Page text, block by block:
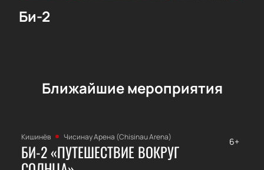
Би-2
Ближайшие мероприятия
Кишинёв Чисинау Арена (Chisinau Arena)
БИ-2 «ПУТЕШЕСТВИЕ ВОКРУГ 6+